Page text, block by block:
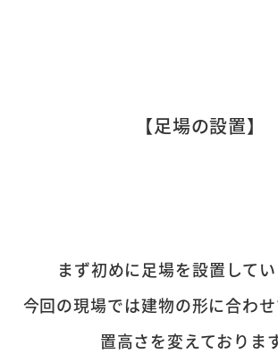
【足場の設置】
まず初めに足場を設置してい
今回の現場では建物の形に合わ
置高さを変えておりま